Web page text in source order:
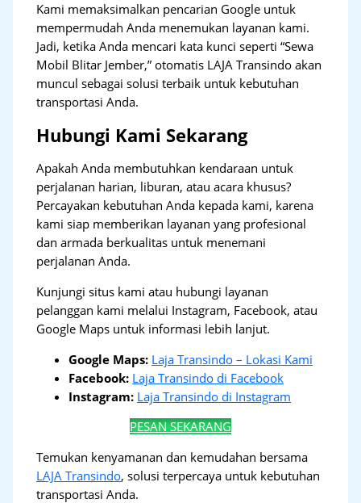
Kami memaksimalkan pencarian Google untuk
mempermudah Anda menemukan layanan kami.
Jadi, ketika Anda mencari kata kunci seperti “Sewa
Mobil Blitar Jember,” otomatis LAJA Transindo akan
muncul sebagai solusi terbaik untuk kebutuhan
transportasi Anda.
Hubungi Kami Sekarang
Apakah Anda membutuhkan kendaraan untuk
perjalanan harian, liburan, atau acara khusus?
Percayakan kebutuhan Anda kepada kami, karena
kami siap memberikan layanan yang profesional
dan armada berkualitas untuk menemani
perjalanan Anda.
Kunjungi situs kami atau hubungi layanan
pelanggan kami melalui Instagram, Facebook, atau
Google Maps untuk informasi lebih lanjut.
Google Maps: Laja Transindo – Lokasi Kami
Facebook: Laja Transindo di Facebook
Instagram: Laja Transindo di Instagram
PESAN SEKARANG
Temukan kenyamanan dan kemudahan bersama
LAJA Transindo, solusi terpercaya untuk kebutuhan
transportasi Anda.